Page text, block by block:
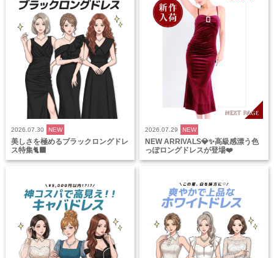
2026.07.30 NEW
美しさを極めるブラックロングドレ
ス特集🐈‍⬛
2026.07.29 NEW
NEW ARRIVALS💎✨高級感漂う色
っぽロングドレスが登場❤️